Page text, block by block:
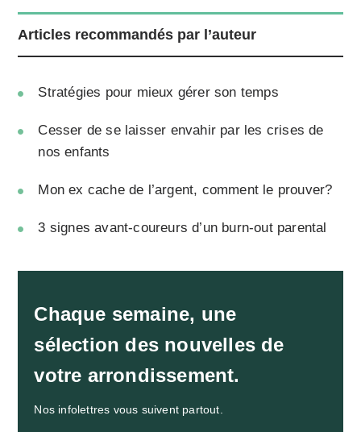
Articles recommandés par l’auteur
Stratégies pour mieux gérer son temps
Cesser de se laisser envahir par les crises de
nos enfants
Mon ex cache de l’argent, comment le prouver?
3 signes avant-coureurs d’un burn-out parental
Chaque semaine, une
sélection des nouvelles de
votre arrondissement.
Nos infolettres vous suivent partout.